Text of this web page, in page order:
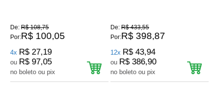
De:R$ 108,75
Por:R$ 100,05
4x R$ 27,19
ou R$ 97,05
no boleto ou pix
De:R$ 433,55
Por:R$ 398,87
12x R$ 43,94
ou R$ 386,90
no boleto ou pix